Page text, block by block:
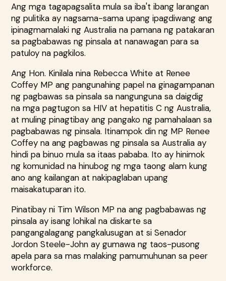
Ang mga tagapagsalita mula sa iba't ibang larangan
ng pulitika ay nagsama-sama upang ipagdiwang ang
ipinagmamalaki ng Australia na pamana ng patakaran
sa pagbabawas ng pinsala at nanawagan para sa
patuloy na pagkilos.
Ang Hon. Kinilala nina Rebecca White at Renee
Coffey MP ang pangunahing papel na ginagampanan
ng pagbawas sa pinsala sa nangunguna sa daigdig
na mga pagtugon sa HIV at hepatitis C ng Australia,
at muling pinagtibay ang pangako ng pamahalaan sa
pagbabawas ng pinsala. Itinampok din ng MP Renee
Coffey na ang pagbawas ng pinsala sa Australia ay
hindi pa binuo mula sa itaas pababa. Ito ay hinimok
ng komunidad na hinubog ng mga taong alam kung
ano ang kailangan at nakipaglaban upang
maisakatuparan ito.
Pinatibay ni Tim Wilson MP na ang pagbabawas ng
pinsala ay isang lohikal na diskarte sa
pangangalagang pangkalusugan at si Senador
Jordon Steele-John ay gumawa ng taos-pusong
apela para sa mas malaking pamumuhunan sa peer
workforce.